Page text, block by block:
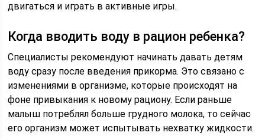
двигаться и играть в активные игры.
Когда вводить воду в рацион ребенка?
Специалисты рекомендуют начинать давать детям
воду сразу после введения прикорма. Это связано с
изменениями в организме, которые происходят на
фоне привыкания к новому рациону. Если раньше
малыш потреблял больше грудного молока, то сейчас
его организм может испытывать нехватку жидкости.